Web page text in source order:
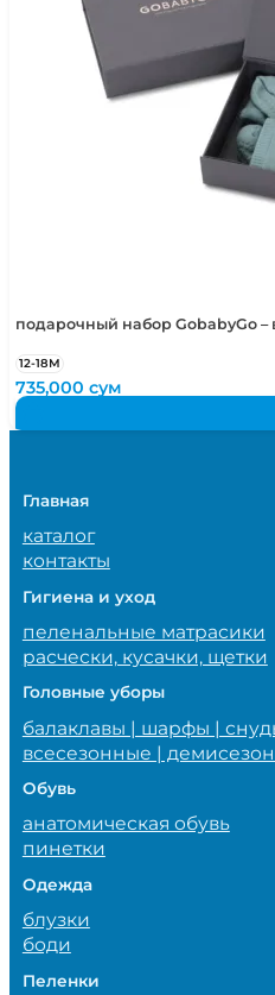
подарочный набор GobabyGo
12-18М
735,000сум
Главная
каталог
контакты
Гигиена и уход
пеленальные матрасики
расчески, кусачки, щетки
Головные уборы
балаклавы | шарфы |
всесезонные |
Обувь
анатомическая обувь
пинетки
Одежда
блузки
боди
Пеленки